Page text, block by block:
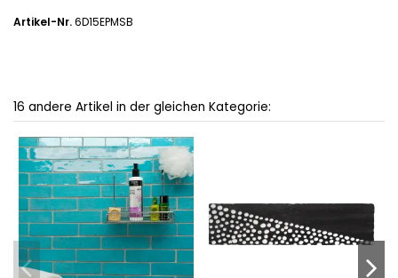
Artikel-Nr.6D15EPMSB
16 andere Artikel in der gleichen Kategorie: